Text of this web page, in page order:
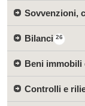
Sovvenzioni,
26
Bilanci
Beni immobili
Controlli e